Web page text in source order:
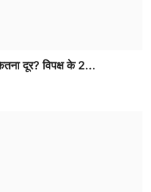
दूर? विपक्ष के 2...